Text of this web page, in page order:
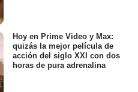
Hoy en Prime Video y Max:
quizás la mejor película de
acción del siglo XXI con dos
horas de pura adrenalina